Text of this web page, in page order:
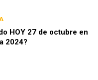
HOY 27 de octubre en
2024?